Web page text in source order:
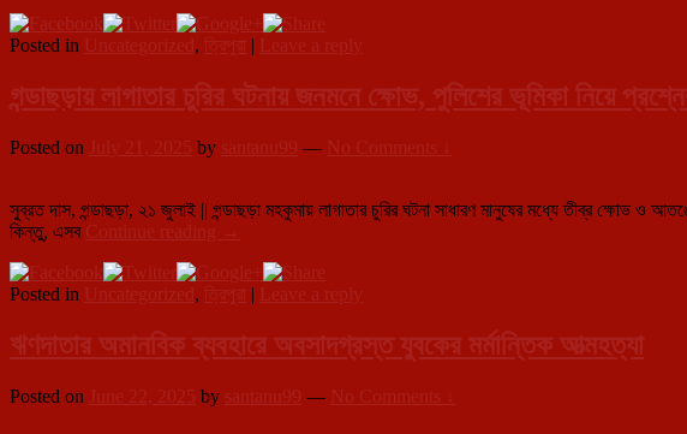
উল্টে
গেল
অল্পের
জন্য
পেল
Posted in Uncategorized , ত্রিপুরা | Leave a reply
গন্ডাছড়ায় লাগাতার চুরির ঘটনায় জনমনে ক্ষোভ, পুলিশের ভূমিকা নিয়ে
Posted on July 21, 2025 by santanu99 — No Comments ↓
সুব্রত দাস, গন্ডাছড়া, ২১ জুলাই || গন্ডাছড়া মহকুমায় লাগাতার চুরির ঘটনা সাধারণ মানুষের মধ্যে তীব্র ক্ষোভ ও
কিন্তু, এসব Continue reading গন্ডাছড়ায়
চুরির
ঘটনায়
ক্ষোভ,
পুলিশের
নিয়ে
→
Posted in Uncategorized , ত্রিপুরা | Leave a reply
ঋণদাতার অমানবিক ব্যবহারে অবসাদগ্রস্ত যুবকের মর্মান্তিক আত্মহত্যা
Posted on June 22, 2025 by santanu99 — No Comments ↓